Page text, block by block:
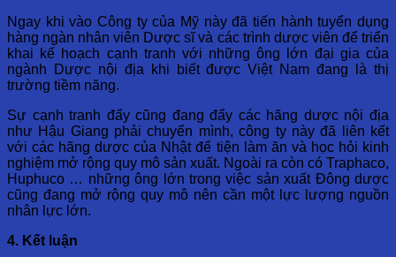
Ngay khi vào Công ty của Mỹ này đã tiến hành tuyển dụng
hàng ngàn nhân viên Dược sĩ và các trình dược viên để triển
khai kế hoạch cạnh tranh với những ông lớn đại gia của
ngành Dược nội địa khi biết được Việt Nam đang là thị
trường tiềm năng.
Sự cạnh tranh đấy cũng đang đẩy các hãng dược nội địa
như Hậu Giang phải chuyển mình, công ty này đã liên kết
với các hãng dược của Nhật để tiện làm ăn và học hỏi kinh
nghiệm mở rộng quy mô sản xuất. Ngoài ra còn có Traphaco,
Huphuco … những ông lớn trong việc sản xuất Đông dược
cũng đang mở rộng quy mô nên cần một lực lượng nguồn
nhân lực lớn.
4. Kết luận